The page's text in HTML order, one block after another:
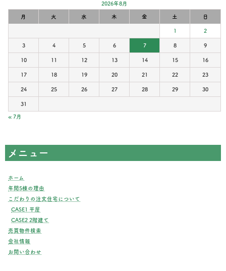
2026年8月
月 火 水 木 金 土 日
1 2
3 4 5 6 7 8 9
10 11 12 13 14 15 16
17 18 19 20 21 22 23
24 25 26 27 28 29 30
31
« 7月
メニュー
ホーム
年間5棟の理由
こだわりの注文住宅について
CASE1 平屋
CASE2 2階建て
売買物件検索
会社情報
お問い合わせ